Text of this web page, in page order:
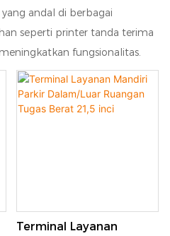
andal di berbagai
seperti printer tanda terima
fungsionalitas.
Terminal Layanan